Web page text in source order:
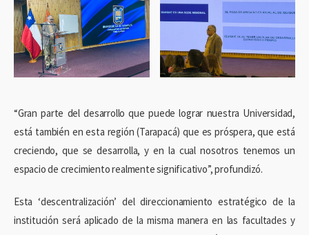
“Gran parte del desarrollo que puede lograr nuestra Universidad,
está también en esta región (Tarapacá) que es próspera, que está
creciendo, que se desarrolla, y en la cual nosotros tenemos un
espacio de crecimiento realmente significativo”, profundizó.
Esta ‘descentralización’ del direccionamiento estratégico de la
institución será aplicado de la misma manera en las facultades y